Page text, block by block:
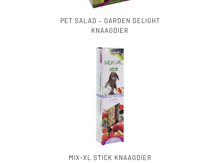
PET SALAD – GARDEN DELIGHT
KNAAGDIER
MIX-XL STICK KNAAGDIER